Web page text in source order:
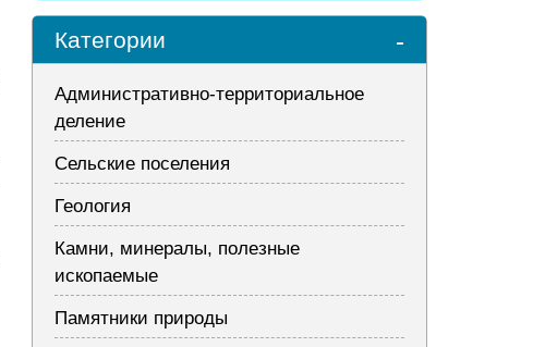
Категории -
Административно-территориальное
деление
Сельские поселения
Геология
Камни, минералы, полезные
ископаемые
Памятники природы